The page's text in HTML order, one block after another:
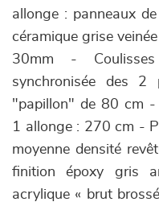
allonge : panneaux
céramique grise
30mm -
synchronisée des 2
"papillon" de 80 cm -
1 allonge : 270 cm -
moyenne densité
finition époxy gris
acrylique « brut